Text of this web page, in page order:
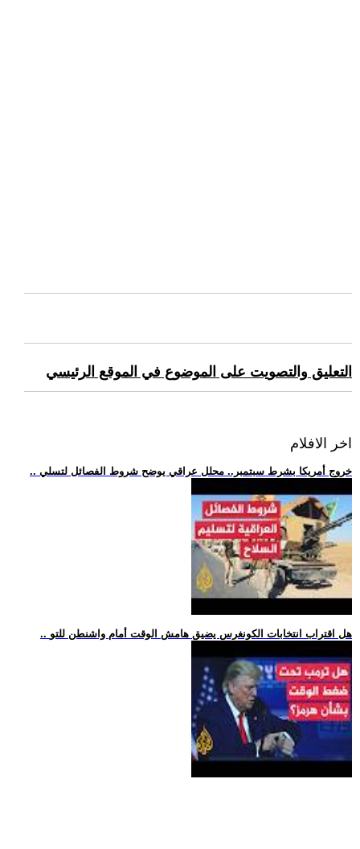
التعليق والتصويت على الموضوع في الموقع الرئيسي
اخر الافلام
.. خروج أمريكا بشرط سبتمبر.. محلل عراقي يوضح شروط الفصائل لتسلي
.. هل اقتراب انتخابات الكونغرس يضيق هامش الوقت أمام واشنطن للتو